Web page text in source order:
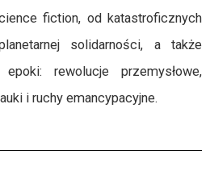
fiction, od katastroficznych
solidarności, a także
rewolucje przemysłowe,
i ruchy emancypacyjne.